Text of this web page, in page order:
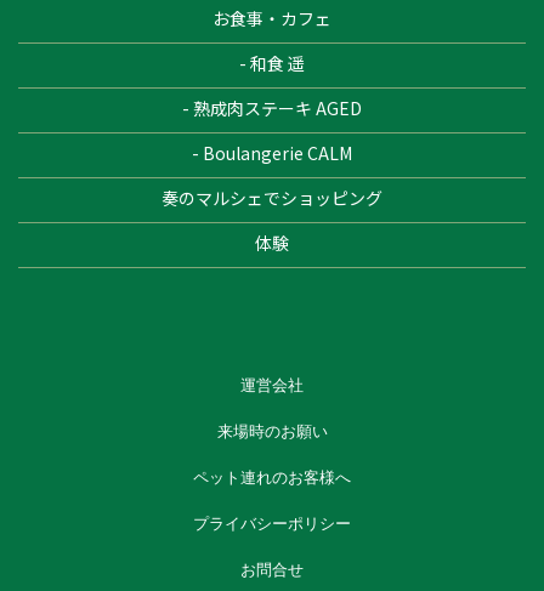
お食事・カフェ
- 和食 遥
- 熟成肉ステーキ AGED
- Boulangerie CALM
奏のマルシェでショッピング
体験
運営会社
来場時のお願い
ペット連れのお客様へ
プライバシーポリシー
お問合せ